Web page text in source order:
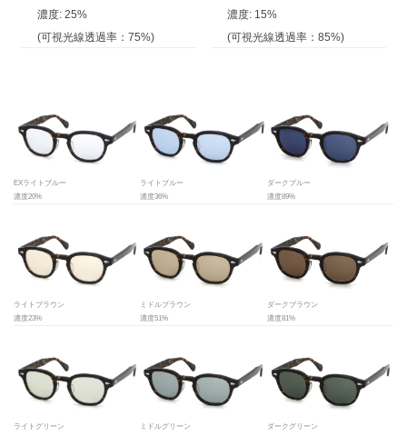
濃度: 25%
(可視光線透過率：75%)
濃度: 15%
(可視光線透過率：85%)
EXライトブルー
濃度20%
ライトブルー
濃度36%
ダークブルー
濃度89%
ライトブラウン
濃度23%
ミドルブラウン
濃度51%
ダークブラウン
濃度81%
ライトグリーン
ミドルグリーン
ダークグリーン